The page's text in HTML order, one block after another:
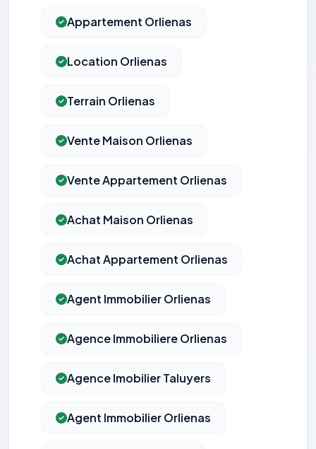
Appartement Orlienas
Location Orlienas
Terrain Orlienas
Vente Maison Orlienas
Vente Appartement Orlienas
Achat Maison Orlienas
Achat Appartement Orlienas
Agent Immobilier Orlienas
Agence Immobiliere Orlienas
Agence Imobilier Taluyers
Agent Immobilier Orlienas